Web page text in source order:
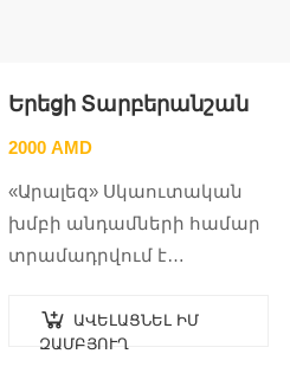
Երեցի Տարբերանշան
2000 AMD
«Արալեզ» Սկաուտական
խմբի անդամների համար
տրամադրվում է
արժեքներին …
ԱՎԵԼԱՑՆԵԼ ԻՄ
ԶԱՄԲՅՈՒՂ